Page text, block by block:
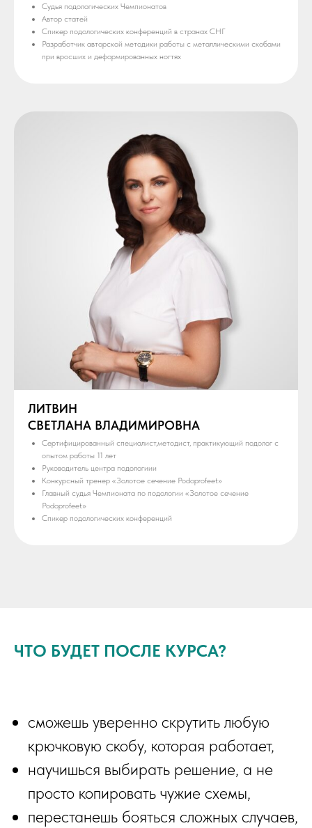
Судья подологических Чемпионатов
Автор статей
Спикер подологических конференций в странах СНГ
Разработчик авторской методики работы с металлическими скобами
при вросших и деформированных ногтях
ЛИТВИН
СВЕТЛАНА ВЛАДИМИРОВНА
Сертифицированный специалист,методист, практикующий подолог с
опытом работы 11 лет
Руководитель центра подологиии
Конкурсный тренер «Золотое сечение Podoprofeet»
Главный судья Чемпионата по подологии «Золотое сечение
Podoprofeet»
Спикер подологических конференций
ЧТО БУДЕТ ПОСЛЕ КУРСА?
сможешь уверенно скрутить любую
крючковую скобу, которая работает,
научишься выбирать решение, а не
просто копировать чужие схемы,
перестанешь бояться сложных случаев,